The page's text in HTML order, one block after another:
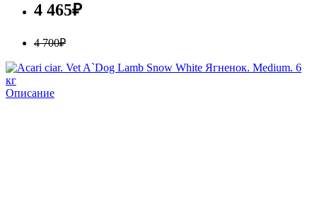
4 465₽
4 700₽
Описание